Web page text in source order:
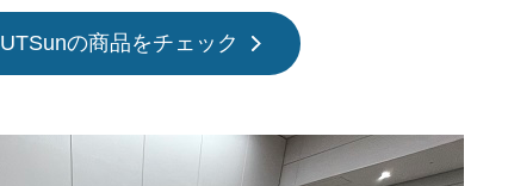
UTSunの商品をチェック